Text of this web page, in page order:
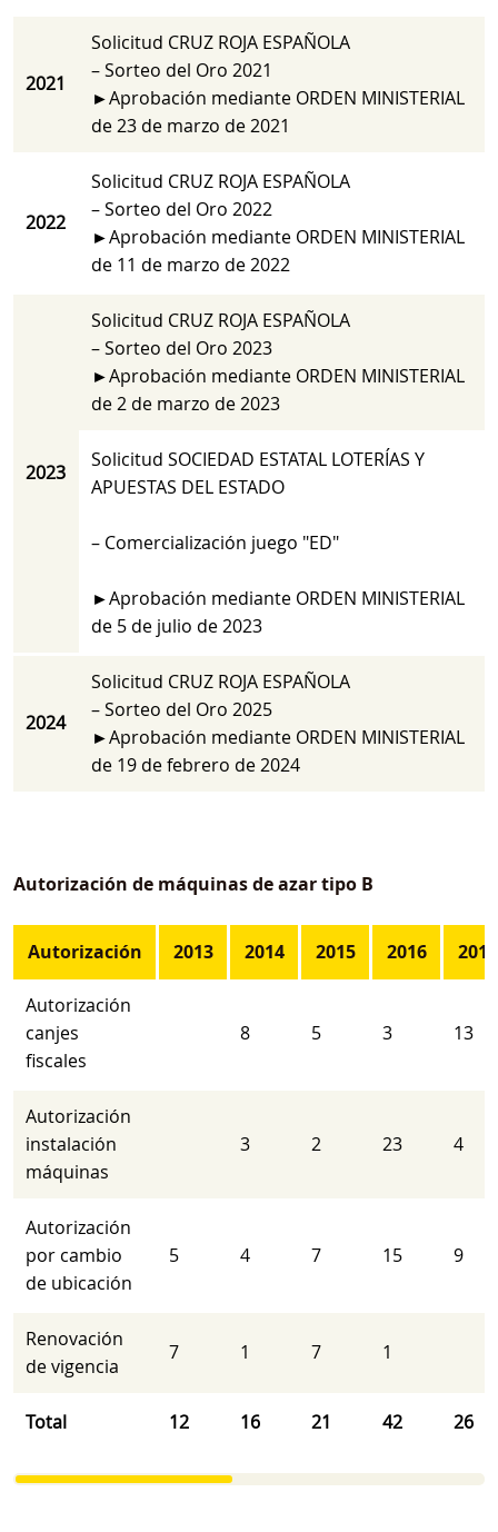
2021
Solicitud CRUZ ROJA ESPAÑOLA
– Sorteo del Oro 2021
►Aprobación mediante ORDEN MINISTERIAL
de 23 de marzo de 2021
2022
Solicitud CRUZ ROJA ESPAÑOLA
– Sorteo del Oro 2022
►Aprobación mediante ORDEN MINISTERIAL
de 11 de marzo de 2022
2023
Solicitud CRUZ ROJA ESPAÑOLA
– Sorteo del Oro 2023
►Aprobación mediante ORDEN MINISTERIAL
de 2 de marzo de 2023
Solicitud SOCIEDAD ESTATAL LOTERÍAS Y
APUESTAS DEL ESTADO
– Comercialización juego "ED"
►Aprobación mediante ORDEN MINISTERIAL
de 5 de julio de 2023
2024
Solicitud CRUZ ROJA ESPAÑOLA
– Sorteo del Oro 2025
►Aprobación mediante ORDEN MINISTERIAL
de 19 de febrero de 2024
Autorización de máquinas de azar tipo B
Autorización 2013 2014 2015 2016 2017
Autorización
canjes
fiscales
8 5 3 13
Autorización
instalación
máquinas
3 2 23 4
Autorización
por cambio
de ubicación
5 4 7 15 9
Renovación
de vigencia
7 1 7 1
Total 12 16 21 42 26